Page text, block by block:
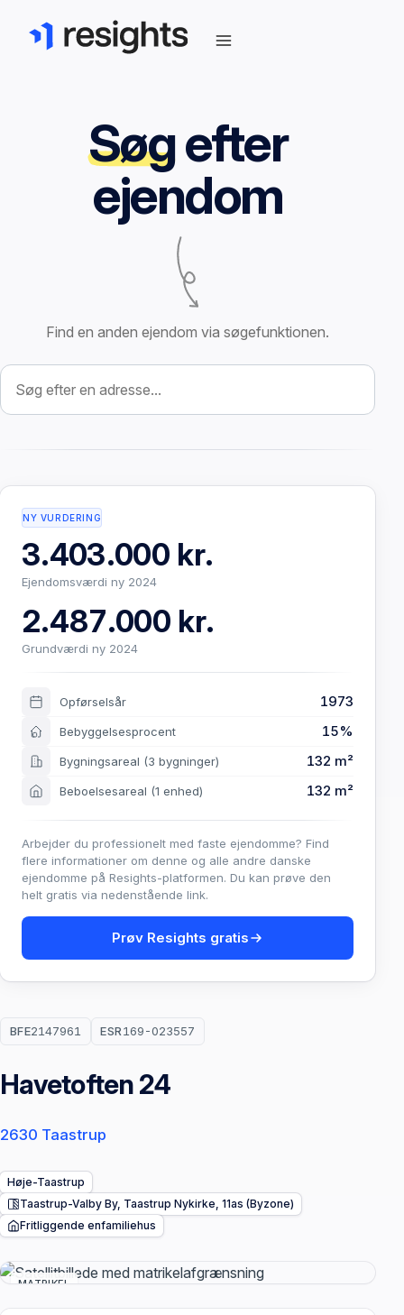
Søgefter
ejendom
Find en anden ejendom via søgefunktionen.
Søg efter ejendom
BFE2147961 ESR169-023557
Havetoften 24
2630 Taastrup
Høje-Taastrup
Taastrup-Valby By, Taastrup Nykirke, 11as (Byzone)
Fritliggende enfamiliehus
MATRIKEL
NY VURDERING
3.403.000 kr.
Ejendomsværdi ny 2024
2.487.000 kr.
Grundværdi ny 2024
Opførselsår 1973
Bebyggelsesprocent 15%
Bygningsareal (3 bygninger) 132 m²
Beboelsesareal (1 enhed) 132 m²
Arbejder du professionelt med faste ejendomme? Find
flere informationer om denne og alle andre danske
ejendomme på Resights-platformen. Du kan prøve den
helt gratis via nedenstående link.
Prøv Resights gratis